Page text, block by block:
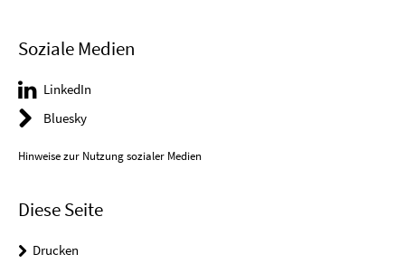
Soziale Medien
LinkedIn
Bluesky
Hinweise zur Nutzung sozialer Medien
Diese Seite
Drucken